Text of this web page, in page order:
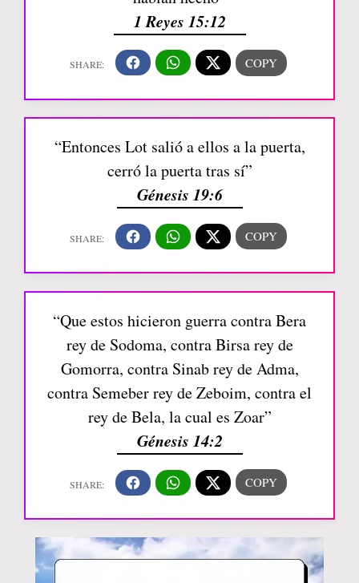
1 Reyes 15:12
“Entonces Lot salió a ellos a la puerta,
cerró la puerta tras sí”
Génesis 19:6
“Que estos hicieron guerra contra Bera
rey de Sodoma, contra Birsa rey de
Gomorra, contra Sinab rey de Adma,
contra Semeber rey de Zeboim, contra el
rey de Bela, la cual es Zoar”
Génesis 14:2